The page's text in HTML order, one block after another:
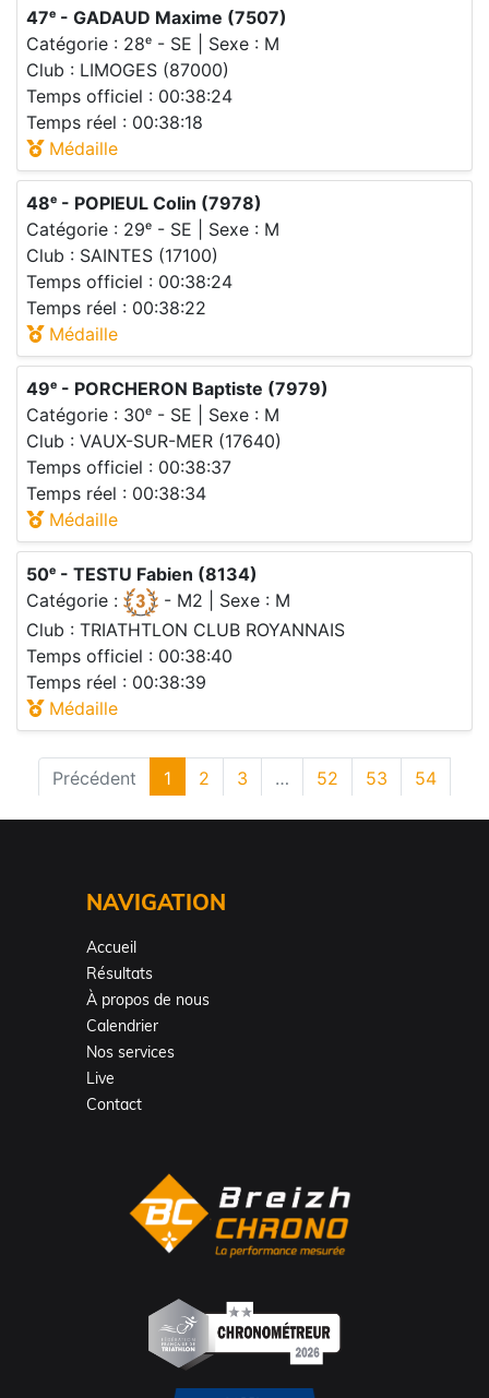
NAVIGATION
Accueil
Résultats
À propos de nous
Calendrier
Nos services
Live
Contact